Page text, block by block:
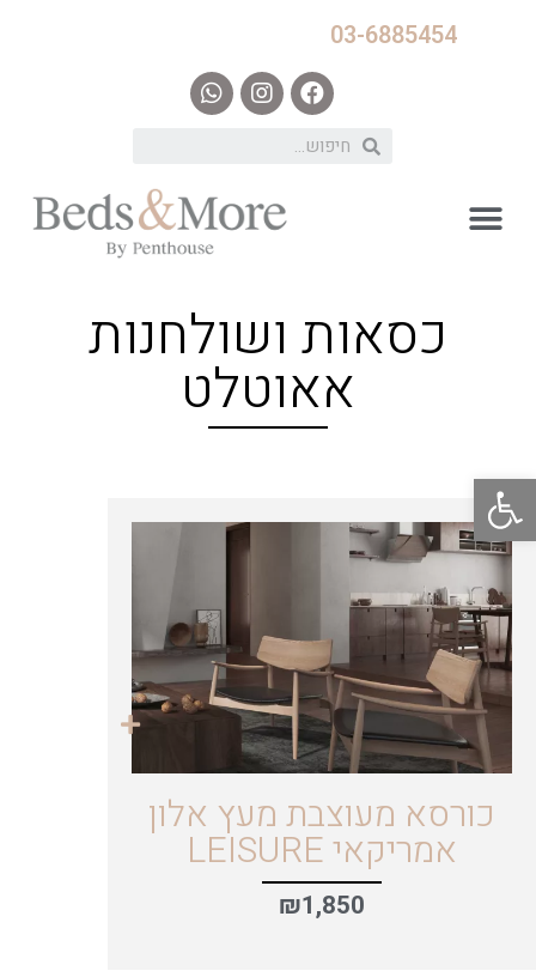
פתח סרגל נגישות
03-6885454
כסאות ושולחנות
אאוטלט
כורסא מעוצבת מעץ אלון
אמריקאי LEISURE
₪1,850